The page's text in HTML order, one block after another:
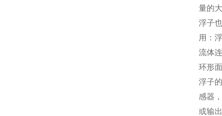
量的
浮子
用：
流体
环形
浮子
感器
或输